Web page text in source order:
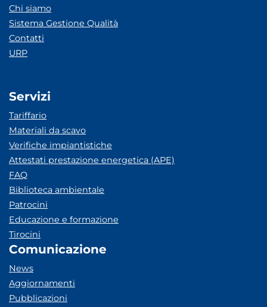
Chi siamo
Sistema Gestione Qualità
Contatti
URP
Servizi
Tariffario
Materiali da scavo
Verifiche impiantistiche
Attestati prestazione energetica (APE)
FAQ
Biblioteca ambientale
Patrocini
Educazione e formazione
Tirocini
Comunicazione
News
Aggiornamenti
Pubblicazioni